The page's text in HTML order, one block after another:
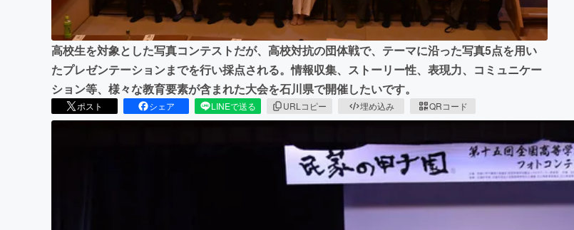
高校生を対象とした写真コンテストだが、高校対抗の団体戦で、テーマに沿った写真5点を用い
たプレゼンテーションまでを行い採点される。情報収集、ストーリー性、表現力、コミュニケー
ション等、様々な教育要素が含まれた大会を石川県で開催したいです。
ポスト シェア LINEで送る URLコピー 埋め込み QRコード